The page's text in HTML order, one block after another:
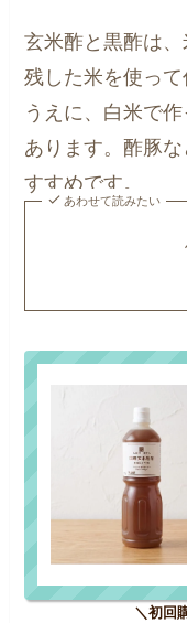
玄米酢と黒酢は
残した米を使っ
うえに、白米で
あります。酢豚
すすめです。
あわせて読みたい
＼初回